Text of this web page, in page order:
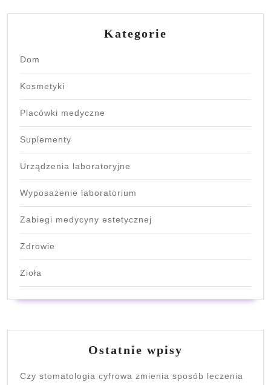
Kategorie
Dom
Kosmetyki
Placówki medyczne
Suplementy
Urządzenia laboratoryjne
Wyposażenie laboratorium
Zabiegi medycyny estetycznej
Zdrowie
Zioła
Ostatnie wpisy
Czy stomatologia cyfrowa zmienia sposób leczenia